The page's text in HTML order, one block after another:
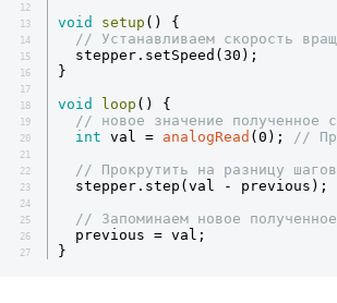
12
13
14
15
16
17
18
19
20
21
22
23
24
25
26
27
void
setup () {
// Устанавливаем скорость
  stepper.setSpeed(30);
}
void
loop () {
// новое значение полученное
int val = analogRead (0);
//
// Прокрутить на разницу
  stepper.step(val - previous);
// Запоминаем новое
  previous = val;
}